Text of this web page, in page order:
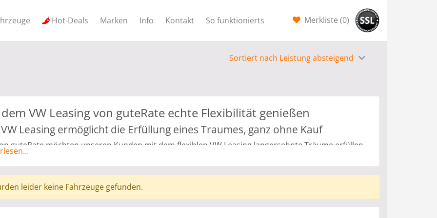
Hot-Deals Marken Info Kontakt So funktionierts Merkliste (0)
Sortiert nach Leistung absteigend
VW Leasing von guteRate echte Flexibilität genießen
VW Leasing ermöglicht die Erfüllung eines Traumes, ganz ohne Kauf
guteRate möchten unseren Kunden mit dem flexiblen VW Leasing langersehnte Träume erfüllen.
heutigen Gesellschaft ist ein verpflichtender Kauf eines Autos, an das wir über viele Jahre gebunden
mehr zeitgemäß, deshalb benötigen wir dringend eine Alternative, die sich den ständig
uns können Sie alle Vorzüge eines Kaufs genießen, ohne mit den Nachteilen einzubüßen.
leider keine Fahrzeuge gefunden.